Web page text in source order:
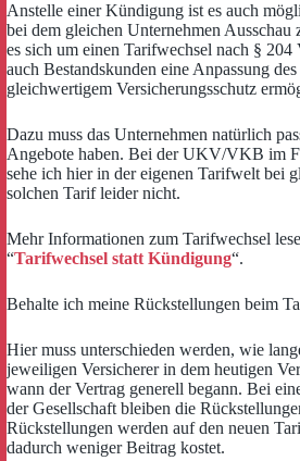
Anstelle einer Kündigung ist es auch
bei dem gleichen Unternehmen Ausschau
es sich um einen Tarifwechsel nach §
auch Bestandskunden eine Anpassung
gleichwertigem Versicherungsschutz
Dazu muss das Unternehmen natürlich
Angebote haben. Bei der UKV/VKB im
sehe ich hier in der eigenen Tarifwelt bei
solchen Tarif leider nicht.
Mehr Informationen zum Tarifwechsel
“Tarifwechsel statt Kündigung“.
Behalte ich meine Rückstellungen beim
Hier muss unterschieden werden, wie
jeweiligen Versicherer in dem heutigen
wann der Vertrag generell begann. Bei
der Gesellschaft bleiben die
Rückstellungen werden auf den neuen
dadurch weniger Beitrag kostet.